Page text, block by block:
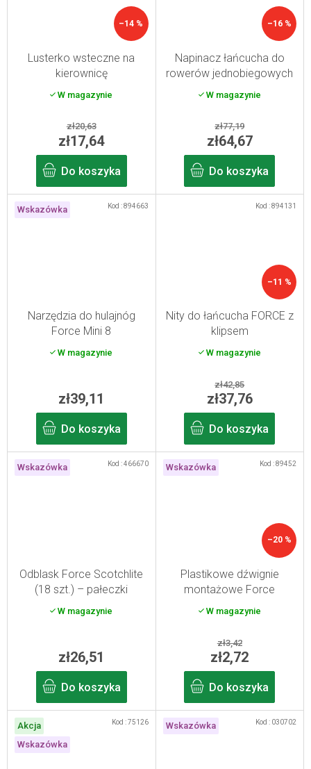
–14 %
Lusterko wsteczne na
kierownicę
W magazynie
zł20,63
zł17,64
Do koszyka
–16 %
Napinacz łańcucha do
rowerów jednobiegowych
W magazynie
zł77,19
zł64,67
Do koszyka
Wskazówka
Narzędzia do hulajnóg
Force Mini 8
W magazynie
zł39,11
Do koszyka
Kod :894663
–11 %
Nity do łańcucha FORCE z
klipsem
W magazynie
zł42,85
zł37,76
Do koszyka
Kod :894131
Wskazówka
Odblask Force Scotchlite
(18 szt.) – pałeczki
odblaskowe
W magazynie
zł26,51
Do koszyka
Kod :466670 Wskazówka
–20 %
Plastikowe dźwignie
montażowe Force
W magazynie
zł3,42
zł2,72
Do koszyka
Kod :89452
Akcja
Wskazówka
Kod :75126 Wskazówka Kod : 030702